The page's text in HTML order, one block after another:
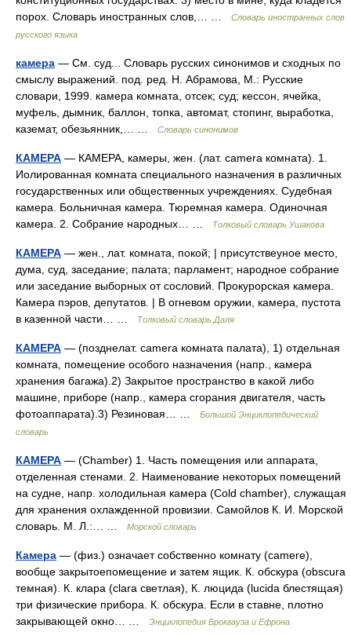
порох. Словарь иностранных слов,… …
Словарь иностранных слов
русского языка
камера — См. суд... Словарь русских синонимов и сходных по
смыслу выражений. под. ред. Н. Абрамова, М.: Русские
словари, 1999. камера комната, отсек; суд; кессон, ячейка,
муфель, дымник, баллон, топка, автомат, стопинг, выработка,
каземат, обезьянник,… …
Словарь синонимов
КАМЕРА — КАМЕРА, камеры, жен. (лат. camera комната). 1.
Иолированная комната специального назначения в различных
государственных или общественных учреждениях. Судебная
камера. Больничная камера. Тюремная камера. Одиночная
камера. 2. Собрание народных… …
Толковый словарь Ушакова
КАМЕРА — жен., лат. комната, покой; | присутствеуное место,
дума, суд, заседание; палата; парламент; народное собрание
или заседание выборных от сословий. Прокурорская камера.
Камера пэров, депутатов. | В огневом оружии, камера, пустота
в казенной части… …
Толковый словарь Даля
КАМЕРА — (позднелат. camera комната палата), 1) отдельная
комната, помещение особого назначения (напр., камера
хранения багажа).2) Закрытое пространство в какой либо
машине, приборе (напр., камера сгорания двигателя, часть
фотоаппарата).3) Резиновая… …
Большой Энциклопедический
словарь
КАМЕРА — (Chamber) 1. Часть помещения или аппарата,
отделенная стенами. 2. Наименование некоторых помещений
на судне, напр. холодильная камера (Cold chamber), служащая
для хранения охлажденной провизии. Самойлов К. И. Морской
словарь. М. Л.:… …
Морской словарь
Камера — (физ.) означает собственно комнату (camere),
вообще закрытоепомещение и затем ящик. К. обскура (obscura
темная). К. клара (clara светлая), К. люцида (lucida блестящая)
три физические прибора. К. обскура. Если в ставне, плотно
закрывающей окно… …
Энциклопедия Брокгауза и Ефрона